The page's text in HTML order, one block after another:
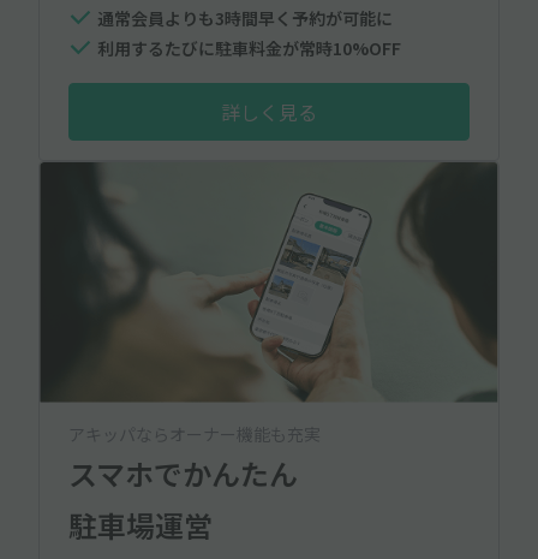
通常会員よりも3時間早く予約が可能に
利用するたびに駐車料金が常時10%OFF
詳しく見る
アキッパならオーナー機能も充実
スマホでかんたん
駐車場運営